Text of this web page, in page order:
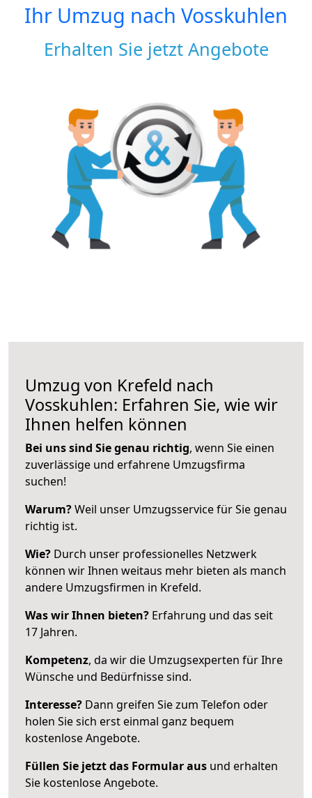
Ihr Umzug nach Vosskuhlen
Erhalten Sie jetzt Angebote
Umzug von Krefeld nach
Vosskuhlen: Erfahren Sie, wie wir
Ihnen helfen können
Bei uns sind Sie genau richtig, wenn Sie einen
zuverlässige und erfahrene Umzugsfirma
suchen!
Warum?Weil unser Umzugsservice für Sie genau
richtig ist.
Wie? Durch unser professionelles Netzwerk
können wir Ihnen weitaus mehr bieten als manch
andere Umzugsfirmen in Krefeld.
Was wir Ihnen bieten? Erfahrung und das seit
17 Jahren.
Kompetenz, da wir die Umzugsexperten für Ihre
Wünsche und Bedürfnisse sind.
Interesse? Dann greifen Sie zum Telefon oder
holen Sie sich erst einmal ganz bequem
kostenlose Angebote.
Füllen Sie jetzt das Formular aus und erhalten
Sie kostenlose Angebote.